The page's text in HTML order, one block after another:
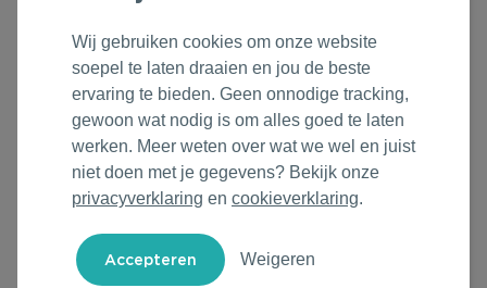
Technologie & Gadgets
Home & Living
Duurzame Bestsellers
Daarom Duurzaam
Oranjefeest
Vakantie & Zomer
Back to Routine
Herfstmomenten
Roll'Eat
Samsonite
Stanley/Stella
Tony's Chocolonely
Wij gebruiken cookies om onze website
soepel te laten draaien en jou de beste
ervaring te bieden. Geen onnodige tracking,
gewoon wat nodig is om alles goed te laten
werken. Meer weten over wat we wel en juist
niet doen met je gegevens? Bekijk onze
privacyverklaring en cookieverklaring.
Weigeren